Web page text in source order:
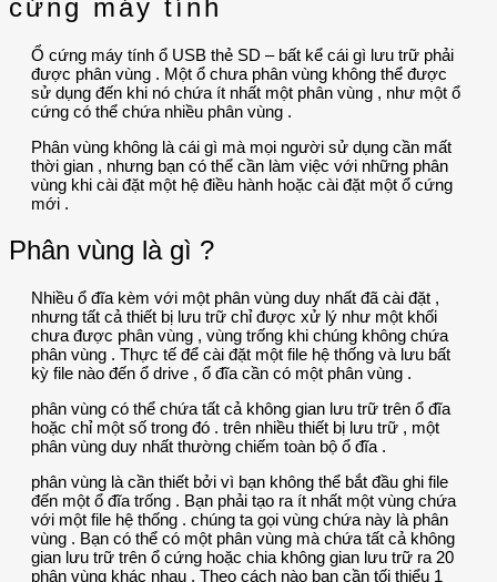
cứng máy tính
Ổ cứng máy tính ổ USB thẻ SD – bất kể cái gì lưu trữ phải
được phân vùng . Một ổ chưa phân vùng không thể được
sử dụng đến khi nó chứa ít nhất một phân vùng , như một ổ
cứng có thể chứa nhiều phân vùng .
Phân vùng không là cái gì mà mọi người sử dụng cần mất
thời gian , nhưng bạn có thể cần làm việc với những phân
vùng khi cài đặt một hệ điều hành hoặc cài đặt một ổ cứng
mới .
Phân vùng là gì ?
Nhiều ổ đĩa kèm với một phân vùng duy nhất đã cài đặt ,
nhưng tất cả thiết bị lưu trữ chỉ được xử lý như một khối
chưa được phân vùng , vùng trống khi chúng không chứa
phân vùng . Thực tế để cài đặt một file hệ thống và lưu bất
kỳ file nào đến ổ drive , ổ đĩa cần có một phân vùng .
phân vùng có thể chứa tất cả không gian lưu trữ trên ổ đĩa
hoặc chỉ một số trong đó . trên nhiều thiết bị lưu trữ , một
phân vùng duy nhất thường chiếm toàn bộ ổ đĩa .
phân vùng là cần thiết bởi vì bạn không thể bắt đầu ghi file
đến một ổ đĩa trống . Bạn phải tạo ra ít nhất một vùng chứa
với một file hệ thống . chúng ta gọi vùng chứa này là phân
vùng . Bạn có thể có một phân vùng mà chứa tất cả không
gian lưu trữ trên ổ cứng hoặc chia không gian lưu trữ ra 20
phân vùng khác nhau . Theo cách nào bạn cần tối thiểu 1